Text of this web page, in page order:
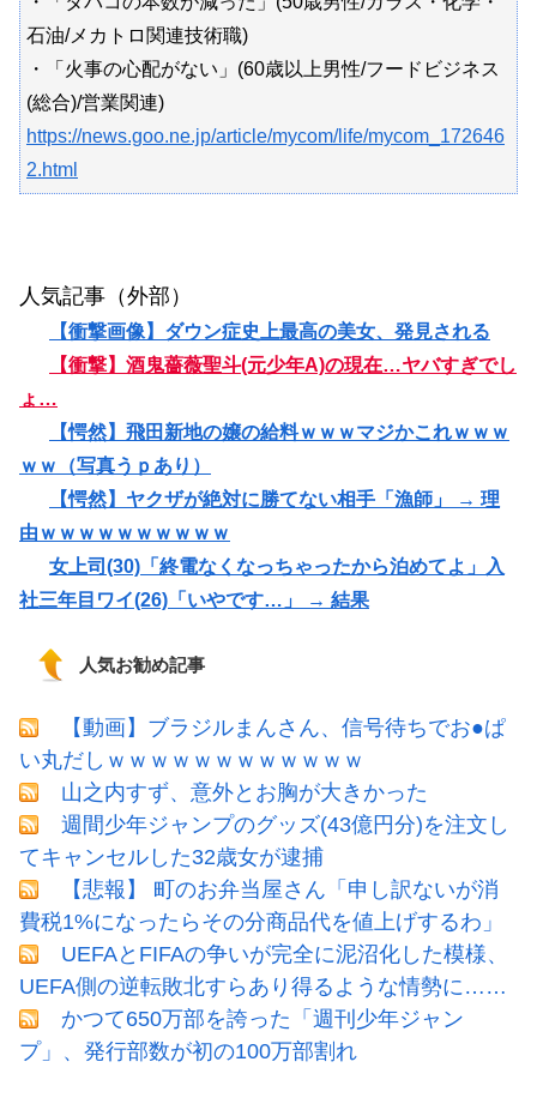
石油/メカトロ関連技術職)
・「火事の心配がない」(60歳以上男性/フードビジネス
(総合)/営業関連)
https://news.goo.ne.jp/article/mycom/life/mycom_172646
2.html
人気記事（外部）
【衝撃画像】ダウン症史上最高の美女、発見される
【衝撃】酒鬼薔薇聖斗(元少年A)の現在…ヤバすぎでし
ょ…
【愕然】飛田新地の嬢の給料ｗｗｗマジかこれｗｗｗ
ｗｗ（写真うｐあり）
【愕然】ヤクザが絶対に勝てない相手「漁師」 → 理
由ｗｗｗｗｗｗｗｗｗｗ
女上司(30)「終電なくなっちゃったから泊めてよ」入
社三年目ワイ(26)「いやです…」 → 結果
人気お勧め記事
【動画】ブラジルまんさん、信号待ちでお●ぱ
い丸だしｗｗｗｗｗｗｗｗｗｗｗｗ
山之内すず、意外とお胸が大きかった
週間少年ジャンプのグッズ(43億円分)を注文し
てキャンセルした32歳女が逮捕
【悲報】 町のお弁当屋さん「申し訳ないが消
費税1%になったらその分商品代を値上げするわ」
UEFAとFIFAの争いが完全に泥沼化した模様、
UEFA側の逆転敗北すらあり得るような情勢に……
かつて650万部を誇った「週刊少年ジャン
プ」、発行部数が初の100万部割れ